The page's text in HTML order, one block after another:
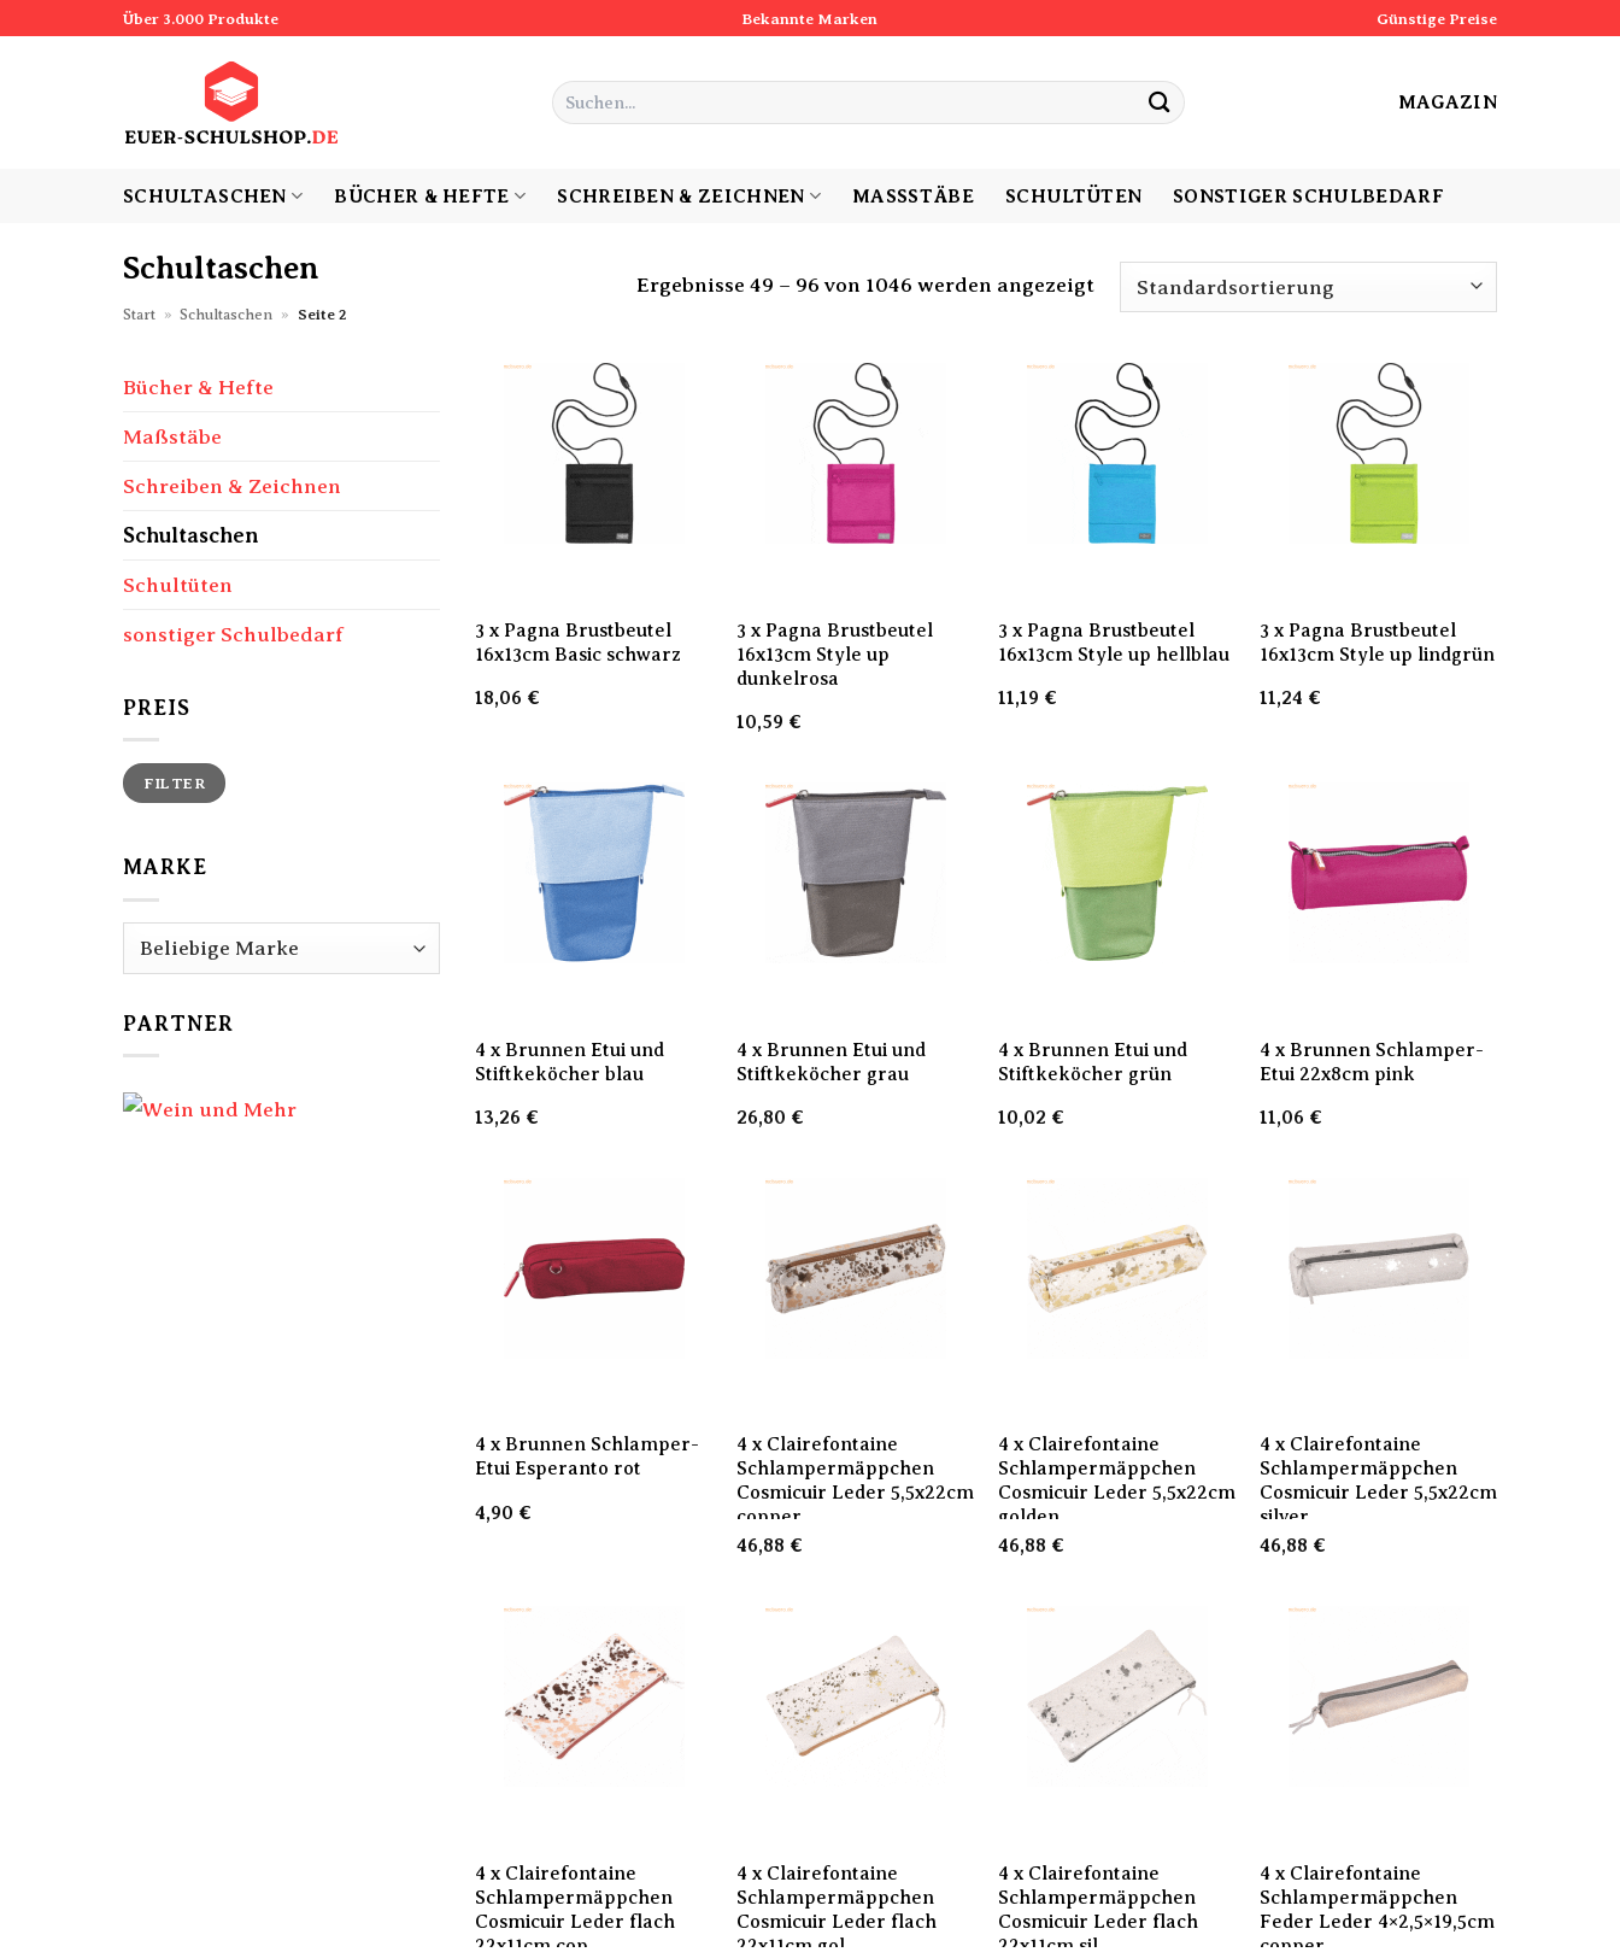
Über 3.000 Produkte Bekannte Marken Günstige Preise
Suchen
nach:
MAGAZIN
SCHULTASCHEN BÜCHER & HEFTE SCHREIBEN & ZEICHNEN MASSSTÄBE SCHULTÜTEN SONSTIGER SCHULBEDARF
Schultaschen
Start » Schultaschen » Seite 2
Ergebnisse 49 – 96 von 1046 werden angezeigt
Bücher & Hefte
Maßstäbe
Schreiben & Zeichnen
Schultaschen
Schultüten
sonstiger Schulbedarf
PREIS
Min.
Preis
Max.
PreisFILTER
MARKE
PARTNER
3 x Pagna Brustbeutel
16x13cm Basic schwarz
18,06 €
3 x Pagna Brustbeutel
16x13cm Style up
dunkelrosa
10,59 €
3 x Pagna Brustbeutel
16x13cm Style up hellblau
11,19 €
3 x Pagna Brustbeutel
16x13cm Style up lindgrün
11,24 €
4 x Brunnen Etui und
Stiftkeköcher blau
13,26 €
4 x Brunnen Etui und
Stiftkeköcher grau
26,80 €
4 x Brunnen Etui und
Stiftkeköcher grün
10,02 €
4 x Brunnen Schlamper-
Etui 22x8cm pink
11,06 €
4 x Brunnen Schlamper-
Etui Esperanto rot
4,90 €
4 x Clairefontaine
Schlampermäppchen
Cosmicuir Leder 5,5x22cm
copper
46,88 €
4 x Clairefontaine
Schlampermäppchen
Cosmicuir Leder 5,5x22cm
golden
46,88 €
4 x Clairefontaine
Schlampermäppchen
Cosmicuir Leder 5,5x22cm
silver
46,88 €
4 x Clairefontaine
Schlampermäppchen
Cosmicuir Leder flach
22x11cm cop
4 x Clairefontaine
Schlampermäppchen
Cosmicuir Leder flach
22x11cm gol
4 x Clairefontaine
Schlampermäppchen
Cosmicuir Leder flach
22x11cm sil
4 x Clairefontaine
Schlampermäppchen
Feder Leder 4×2,5×19,5cm
copper